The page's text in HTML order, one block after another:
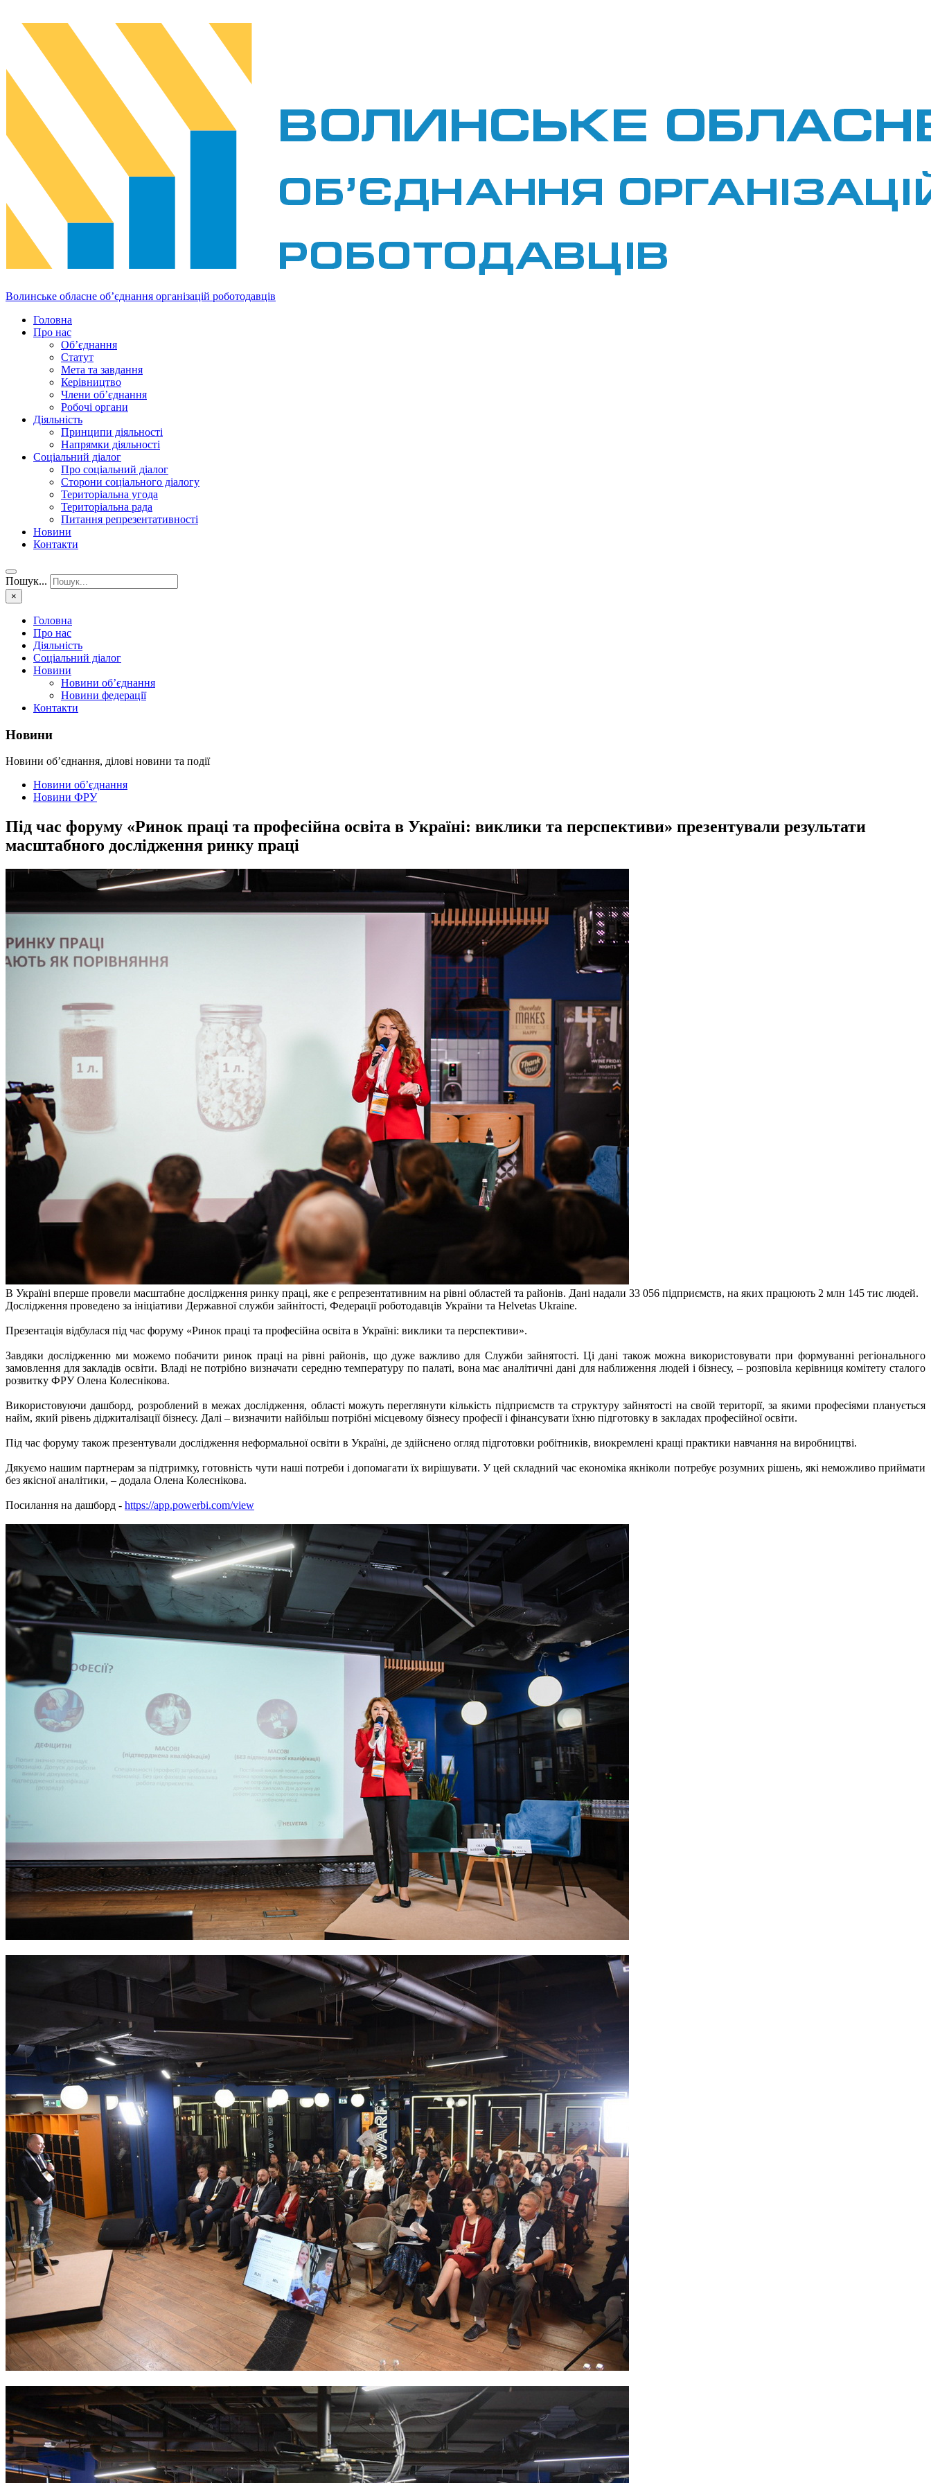
Волинське обласне об’єднання організацій роботодавців
Головна
Про нас
Об’єднання
Статут
Мета та завдання
Керівництво
Члени об’єднання
Робочі органи
Діяльність
Принципи діяльності
Напрямки діяльності
Соціальний діалог
Про соціальний діалог
Сторони соціального діалогу
Територіальна угода
Територіальна рада
Питання репрезентативності
Новини
Контакти
Пошук...
×
Головна
Про нас
Діяльність
Соціальний діалог
Новини
Новини об’єднання
Новини федерації
Контакти
Новини
Новини об’єднання, ділові новини та події
Новини об’єднання
Новини ФРУ
Під час форуму «Ринок праці та професійна освіта в Україні: виклики та перспективи» презентували результати
масштабного дослідження ринку праці
В Україні вперше провели масштабне дослідження ринку праці, яке є репрезентативним на рівні областей та районів. Дані надали 33 056 підприємств, на яких працюють 2 млн 145 тис людей.
Дослідження проведено за ініціативи Державної служби зайнітості, Федерації роботодавців України та Helvetas Ukraine.
Презентація відбулася під час форуму «Ринок праці та професійна освіта в Україні: виклики та перспективи».
Завдяки дослідженню ми можемо побачити ринок праці на рівні районів, що дуже важливо для Служби зайнятості. Ці дані також можна використовувати при формуванні регіонального
замовлення для закладів освіти. Владі не потрібно визначати середню температуру по палаті, вона має аналітичні дані для наближення людей і бізнесу, – розповіла керівниця комітету сталого
розвитку ФРУ Олена Колеснікова.
Використовуючи дашборд, розроблений в межах дослідження, області можуть переглянути кількість підприємств та структуру зайнятості на своїй території, за якими професіями планується
найм, який рівень діджиталізації бізнесу. Далі – визначити найбільш потрібні місцевому бізнесу професії і фінансувати їхню підготовку в закладах професійної освіти.
Під час форуму також презентували дослідження неформальної освіти в Україні, де здійснено огляд підготовки робітників, виокремлені кращі практики навчання на виробництві.
Дякуємо нашим партнерам за підтримку, готовність чути наші потреби і допомагати їх вирішувати. У цей складний час економіка якніколи потребує розумних рішень, які неможливо приймати
без якісної аналітики, – додала Олена Колеснікова.
Посилання на дашборд - https://app.powerbi.com/view